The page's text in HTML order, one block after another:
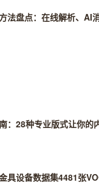
法盘点：在线解析、AI
：28种专业版式让你的
具设备数据集4481张